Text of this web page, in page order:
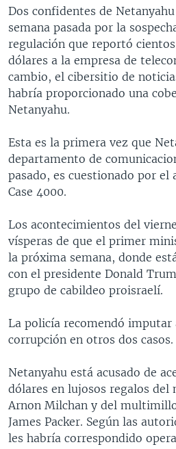
Dos confidentes de
semana pasada por la
regulación que reportó
dólares a la empresa de
cambio, el cibersitio de
habría proporcionado una
Netanyahu.
Esta es la primera vez que
departamento de
pasado, es cuestionado por el
Case 4000.
Los acontecimientos del
vísperas de que el primer
la próxima semana, donde
con el presidente Donald
grupo de cabildeo proisraelí.
La policía recomendó imputar
corrupción en otros dos casos.
Netanyahu está acusado de
dólares en lujosos regalos del
Arnon Milchan y del
James Packer. Según las
les habría correspondido